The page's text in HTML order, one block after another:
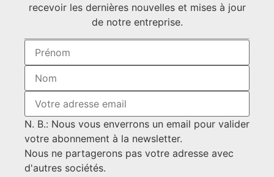
recevoir les dernières nouvelles et mises à jour
de notre entreprise.
N. B.: Nous vous enverrons un email pour valider
votre abonnement à la newsletter.
Nous ne partagerons pas votre adresse avec
d'autres sociétés.